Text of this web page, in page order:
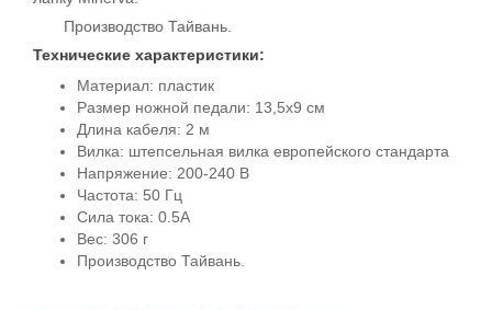
Производство Тайвань.
Технические характеристики:
Материал: пластик
Размер ножной педали: 13,5x9 см
Длина кабеля: 2 м
Вилка: штепсельная вилка европейского стандарта
Напряжение: 200-240 В
Частота: 50 Гц
Сила тока: 0.5A
Вес: 306 г
Производство Тайвань.